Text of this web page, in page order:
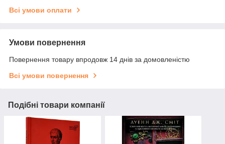
Всі умови оплати
Умови повернення
Повернення товару впродовж 14 днів за домовленістю
Всі умови повернення
Подібні товари компанії